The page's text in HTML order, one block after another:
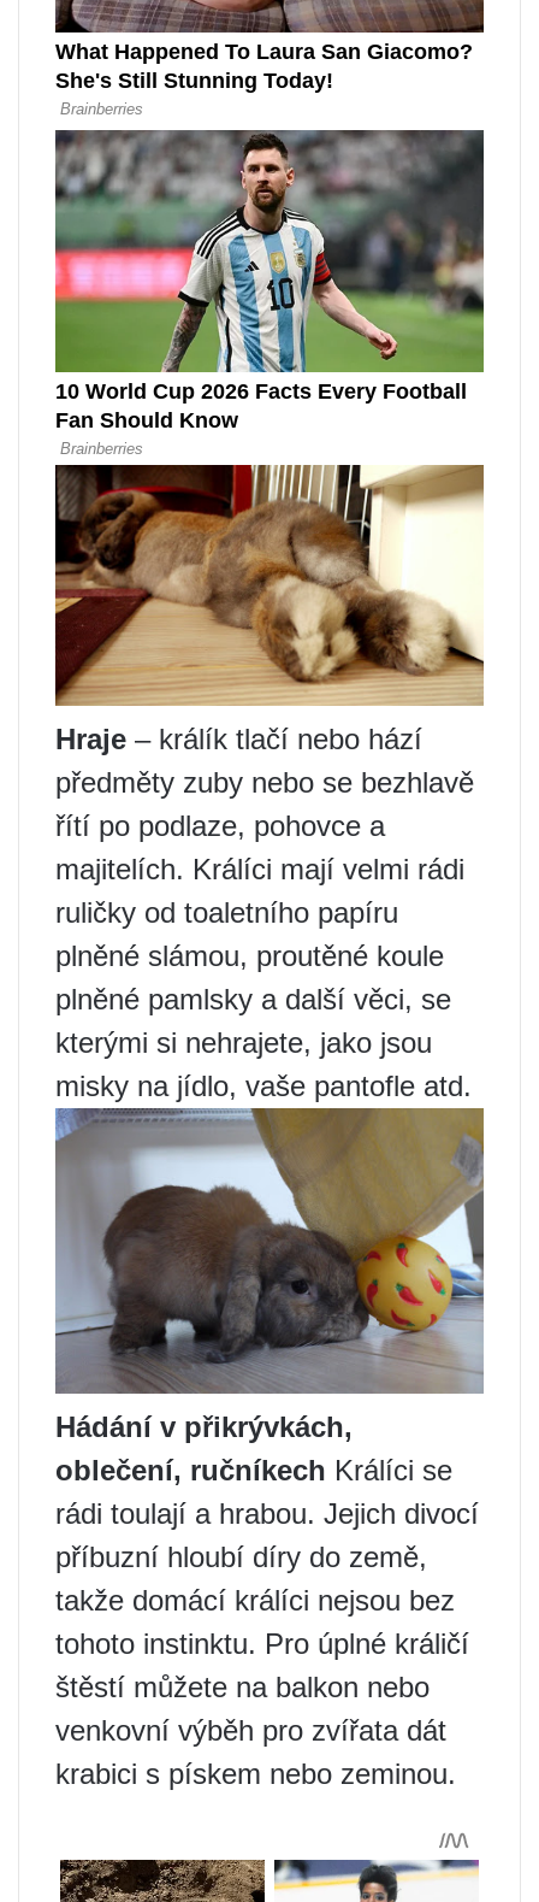
Hraje – králík tlačí nebo hází
předměty zuby nebo se bezhlavě
řítí po podlaze, pohovce a
majitelích. Králíci mají velmi rádi
ruličky od toaletního papíru
plněné slámou, proutěné koule
plněné pamlsky a další věci, se
kterými si nehrajete, jako jsou
misky na jídlo, vaše pantofle atd.
Hádání v přikrývkách,
oblečení, ručníkech Králíci se
rádi toulají a hrabou. Jejich divocí
příbuzní hloubí díry do země,
takže domácí králíci nejsou bez
tohoto instinktu. Pro úplné králičí
štěstí můžete na balkon nebo
venkovní výběh pro zvířata dát
krabici s pískem nebo zeminou.